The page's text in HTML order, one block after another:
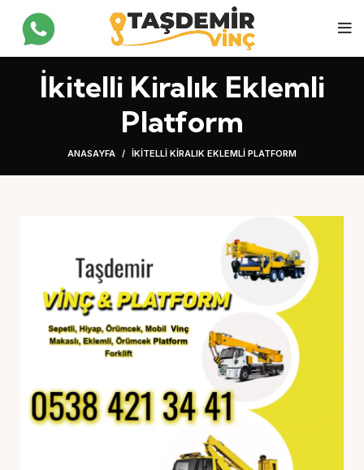
İkitelli Kiralık Eklemli
Platform
ANASAYFA İKITELLI KIRALIK EKLEMLI PLATFORM